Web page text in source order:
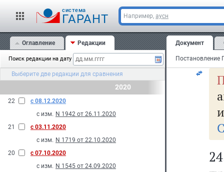
cистема
ГАРАНТ Например, аусн
Оглавление Редакции
Поиск редакции на дату
Выберите две редакции для сравнения
2020
22
с 08.12.2020
с изм. N 1942 от 26.11.2020
21
с 03.11.2020
с изм. N 1719 от 22.10.2020
20
с 07.10.2020
с изм. N 1545 от 24.09.2020
Документ